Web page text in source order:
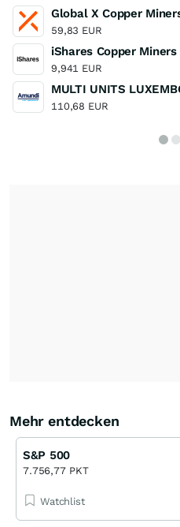
59,83 EUR
9,941 EUR
110,68 EUR
Mehr entdecken
S&P 500
7.756,77 PKT
Watchlist